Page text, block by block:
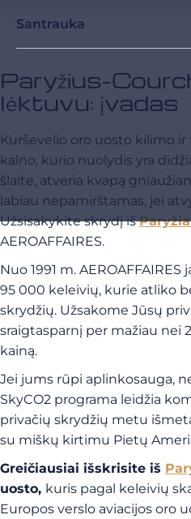
Santrauka
Paryžius-
lėktuvu: įvadas
Kurševelio oro uosto kilimo
kalno, kurio nuolydis yra
šlaite, atveria kvapą
labiau nepamirštamas, jei
Užsisakykite skrydį iš
AEROAFFAIRES.
Nuo 1991 m. AEROAFFAIRES
95 000 keleivių, kurie atliko
skrydžių. Užsakome Jūsų
sraigtasparnį per mažiau nei
kainą.
Jei jums rūpi aplinkosauga,
SkyCO2 programa leidžia
privačių skrydžių metu
su miškų kirtimu Pietų
Greičiausiai išskrisite iš
uosto, kuris pagal keleivių
Europos verslo aviacijos oro